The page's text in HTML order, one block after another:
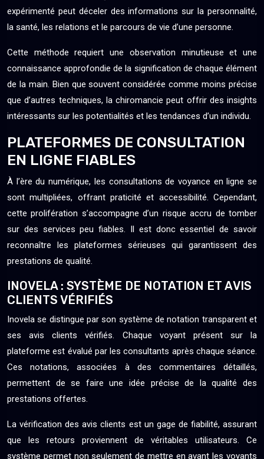
expérimenté peut déceler des informations sur la personnalité,
la santé, les relations et le parcours de vie d’une personne.
Cette méthode requiert une observation minutieuse et une
connaissance approfondie de la signification de chaque élément
de la main. Bien que souvent considérée comme moins précise
que d’autres techniques, la chiromancie peut offrir des insights
intéressants sur les potentialités et les tendances d’un individu.
PLATEFORMES DE CONSULTATION
EN LIGNE FIABLES
À l’ère du numérique, les consultations de voyance en ligne se
sont multipliées, offrant praticité et accessibilité. Cependant,
cette prolifération s’accompagne d’un risque accru de tomber
sur des services peu fiables. Il est donc essentiel de savoir
reconnaître les plateformes sérieuses qui garantissent des
prestations de qualité.
INOVELA : SYSTÈME DE NOTATION ET AVIS
CLIENTS VÉRIFIÉS
Inovela se distingue par son système de notation transparent et
ses avis clients vérifiés. Chaque voyant présent sur la
plateforme est évalué par les consultants après chaque séance.
Ces notations, associées à des commentaires détaillés,
permettent de se faire une idée précise de la qualité des
prestations offertes.
La vérification des avis clients est un gage de fiabilité, assurant
que les retours proviennent de véritables utilisateurs. Ce
système permet non seulement de mettre en avant les voyants